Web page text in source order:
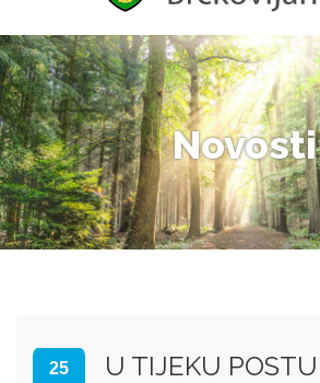
Novosti
25
U TIJEKU